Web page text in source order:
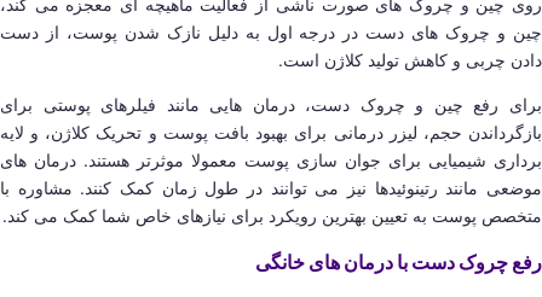
چین و چروک های دست در درجه اول به دلیل نازک شدن پوست، از دست
دادن چربی و کاهش تولید کلاژن است.
برای رفع چین و چروک دست، درمان هایی مانند فیلرهای پوستی برای
بازگرداندن حجم، لیزر درمانی برای بهبود بافت پوست و تحریک کلاژن، و لایه
برداری شیمیایی برای جوان سازی پوست معمولا موثرتر هستند. درمان های
موضعی مانند رتینوئیدها نیز می توانند در طول زمان کمک کنند. مشاوره با
متخصص پوست به تعیین بهترین رویکرد برای نیازهای خاص شما کمک می کند.
رفع چروک دست با درمان های خانگی